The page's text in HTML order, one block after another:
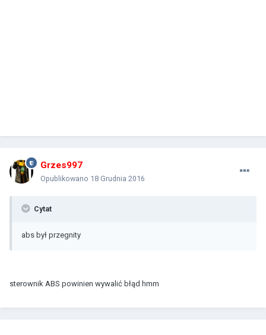
Grzes997
Opublikowano 18 Grudnia 2016
Cytat
abs był przegnity
sterownik ABS powinien wywalić błąd hmm